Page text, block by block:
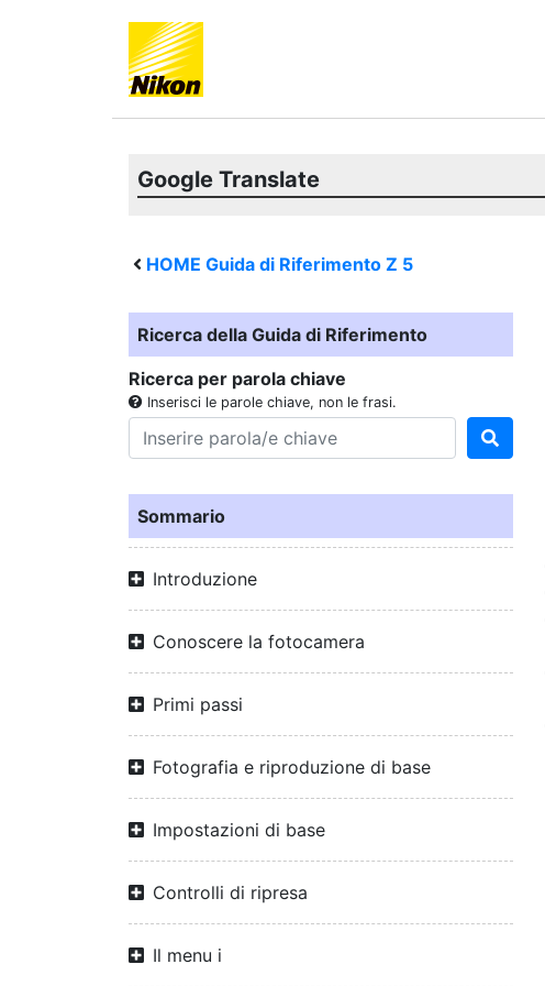
Google Translate
HOME Guida di Riferimento Z 5
Ricerca della Guida di Riferimento
Ricerca per parola chiave
Inserisci le parole chiave, non le frasi.
Sommario
Introduzione
Conoscere la fotocamera
Primi passi
Fotografia e riproduzione di base
Impostazioni di base
Controlli di ripresa
Il menu i